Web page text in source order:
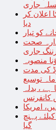
جاری
اعلان کر
دیا
کو تیار
صحت
جاری
منصوبہ
کی مدت
، بدلہ
کانفرنس
امریکا
پہنچ
گیا